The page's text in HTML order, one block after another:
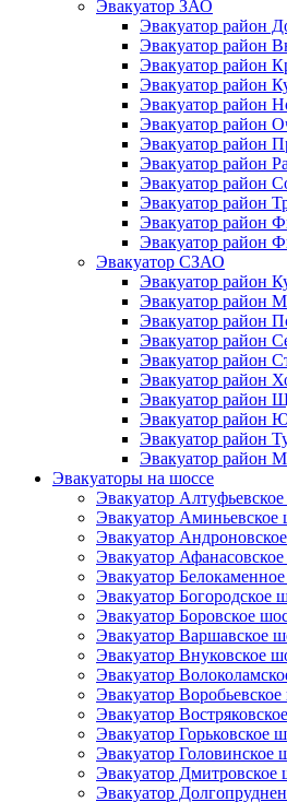
Эвакуатор ЗАО
Эвакуатор район
Эвакуатор район
Эвакуатор район
Эвакуатор район
Эвакуатор район
Эвакуатор район
Эвакуатор район
Эвакуатор район
Эвакуатор район
Эвакуатор район
Эвакуатор район
Эвакуатор район
Эвакуатор СЗАО
Эвакуатор район
Эвакуатор район
Эвакуатор район
Эвакуатор район
Эвакуатор район
Эвакуатор район
Эвакуатор район
Эвакуатор район
Эвакуатор район
Эвакуатор район
Эвакуаторы на шоссе
Эвакуатор
Эвакуатор Аминьевское
Эвакуатор
Эвакуатор
Эвакуатор
Эвакуатор Богородское
Эвакуатор Боровское
Эвакуатор Варшавское
Эвакуатор Внуковское
Эвакуатор
Эвакуатор Воробьевское
Эвакуатор
Эвакуатор Горьковское
Эвакуатор Головинское
Эвакуатор Дмитровское
Эвакуатор